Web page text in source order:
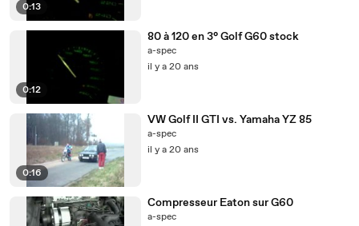
0:13
0:12
80 à 120 en 3° Golf G60 stock
a-spec
il y a 20 ans
0:16
VW Golf II GTI vs. Yamaha YZ 85
a-spec
il y a 20 ans
Compresseur Eaton sur G60
a-spec